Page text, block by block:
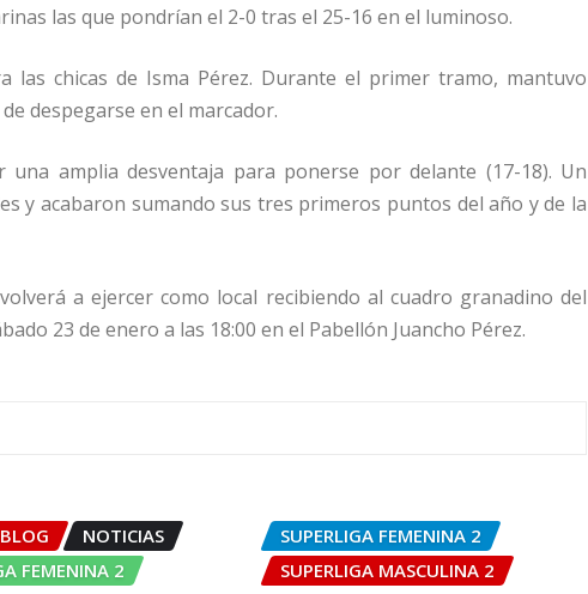
las que pondrían el 2-0 tras el 25-16 en el luminoso.
las chicas de Isma Pérez. Durante el primer tramo, mantuvo
despegarse en el marcador.
amplia desventaja para ponerse por delante (17-18). Un
y acabaron sumando sus tres primeros puntos del año y de la
a ejercer como local recibiendo al cuadro granadino del
23 de enero a las 18:00 en el Pabellón Juancho Pérez.
BLOG
NOTICIAS
FEMENINA 2
SUPERLIGA FEMENINA 2
SUPERLIGA MASCULINA 2